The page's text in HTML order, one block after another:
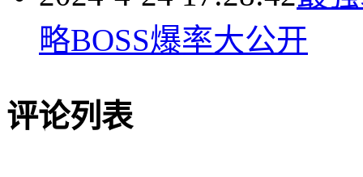
略BOSS爆率大公开
评论列表